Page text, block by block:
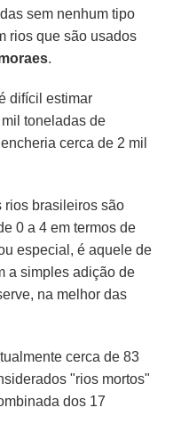
sem nenhum tipo
rios que são usados
.
difícil estimar
toneladas de
cerca de 2 mil
rios brasileiros são
0 a 4 em termos de
especial, é aquele de
a simples adição de
na melhor das
cerca de 83
"rios mortos"
dos 17